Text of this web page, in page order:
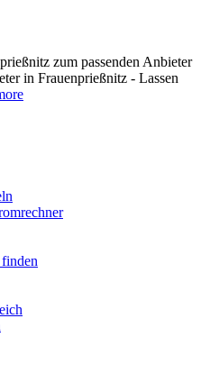
zum passenden Anbieter
in Frauenprießnitz - Lassen